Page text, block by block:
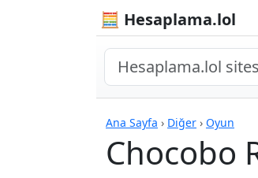
🧮 Hesaplama.lol
Ana Sayfa › Diğer › Oyun
Chocobo
Hesap